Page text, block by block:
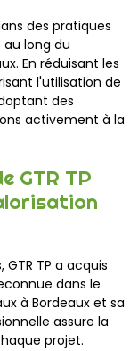
des pratiques
long du
En réduisant les
l'utilisation de
des
activement à la
GTR TP
TP a acquis
dans le
à Bordeaux et sa
assure la
projet.